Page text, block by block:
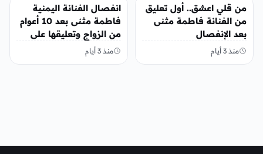
من قلي اعشق.. أول تعليق
من الفنانة فاطمة مثنى
بعد الإنفصال
منذ 3 أيام
الفن
انفصال الفنانة اليمنية
فاطمة مثنى بعد 10 أعوام
من الزواج وتعليقها على
المنشور
منذ 3 أيام